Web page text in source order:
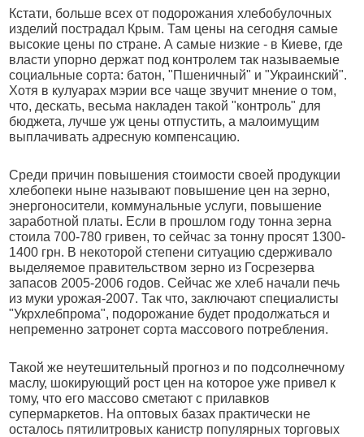
Кстати, больше всех от подорожания хлебобулочных
изделий пострадал Крым. Там цены на сегодня самые
высокие цены по стране. А самые низкие - в Киеве, где
власти упорно держат под контролем так называемые
социальные сорта: батон, "Пшеничный" и "Украинский".
Хотя в кулуарах мэрии все чаще звучит мнение о том,
что, дескать, весьма накладен такой "контроль" для
бюджета, лучше уж цены отпустить, а малоимущим
выплачивать адресную компенсацию.
Среди причин повышения стоимости своей продукции
хлебопеки ныне называют повышение цен на зерно,
энергоносители, коммунальные услуги, повышение
заработной платы. Если в прошлом году тонна зерна
стоила 700-780 гривен, то сейчас за тонну просят 1300-
1400 грн. В некоторой степени ситуацию сдерживало
выделяемое правительством зерно из Госрезерва
запасов 2005-2006 годов. Сейчас же хлеб начали печь
из муки урожая-2007. Так что, заключают специалисты
"Укрхлебпрома", подорожание будет продолжаться и
непременно затронет сорта массового потребления.
Такой же неутешительный прогноз и по подсолнечному
маслу, шокирующий рост цен на которое уже привел к
тому, что его массово сметают с прилавков
супермаркетов. На оптовых базах практически не
осталось пятилитровых канистр популярных торговых